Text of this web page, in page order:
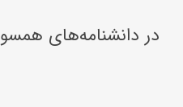
در دانشنامه‌های همسو